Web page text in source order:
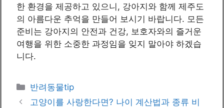
한 환경을 제공하고 있으니, 강아지와 함께 제주도
의 아름다운 추억을 만들어 보시기 바랍니다. 모든
준비는 강아지의 안전과 건강, 보호자와의 즐거운
여행을 위한 소중한 과정임을 잊지 말아야 하겠습
니다.
카
테
반려동물tip
고양이를 사랑한다면? 나이 계산법과 종류 비